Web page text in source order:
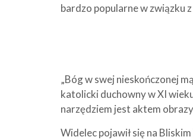
bardzo popularne w związku
„Bóg w swej nieskończonej
katolicki duchowny w XI
narzędziem jest aktem obrazy
Widelec pojawił się na